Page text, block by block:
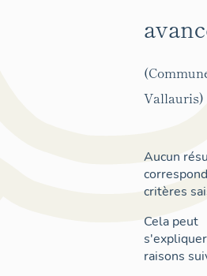
Vallauris)
Aucun
critères
Cela peut
raisons